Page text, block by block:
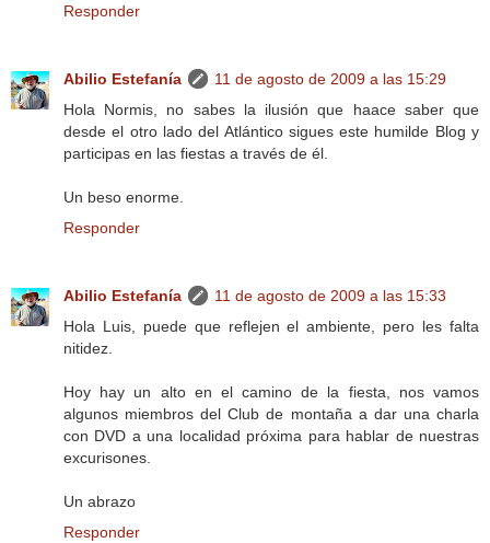
Responder
Abilio Estefanía
11 de agosto de 2009 a las 15:29
Hola Normis, no sabes la ilusión que haace saber que
desde el otro lado del Atlántico sigues este humilde Blog y
participas en las fiestas a través de él.
Un beso enorme.
Responder
Abilio Estefanía
11 de agosto de 2009 a las 15:33
Hola Luis, puede que reflejen el ambiente, pero les falta
nitidez.
Hoy hay un alto en el camino de la fiesta, nos vamos
algunos miembros del Club de montaña a dar una charla
con DVD a una localidad próxima para hablar de nuestras
excurisones.
Un abrazo
Responder